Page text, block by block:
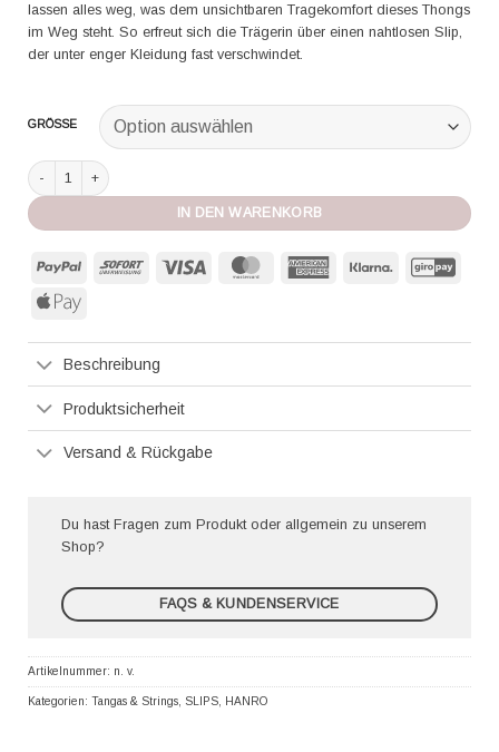
lassen alles weg, was dem unsichtbaren Tragekomfort dieses Thongs
im Weg steht. So erfreut sich die Trägerin über einen nahtlosen Slip,
der unter enger Kleidung fast verschwindet.
GRÖSSE
Hanro String Invisible Touch beige Menge
IN DEN WARENKORB
PayPal Sofort MasterCard American
Klarna
Apple
Beschreibung
Produktsicherheit
Versand & Rückgabe
Du hast Fragen zum Produkt oder allgemein zu unserem
Shop?
FAQS & KUNDENSERVICE
Artikelnummer: n. v.
Kategorien: Tangas & Strings SLIPS HANRO